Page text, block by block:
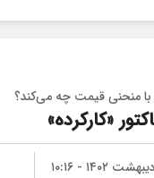
منحنی قیمت چه می‌کند؟
«کارکرده»